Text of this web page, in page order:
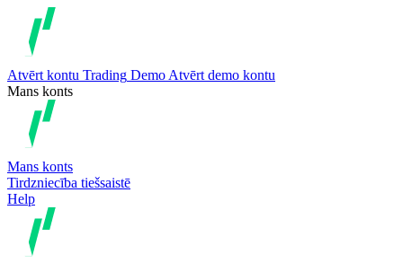
Atvērt kontu Trading Demo Atvērt demo kontu
Mans konts
Mans konts
Tirdzniecība tiešsaistē
Help